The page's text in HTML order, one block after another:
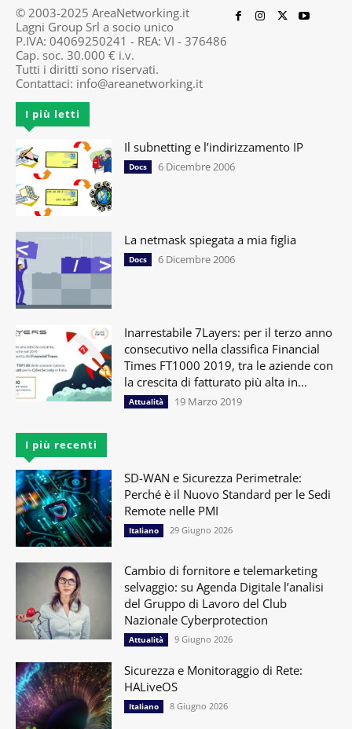
© 2003-2025 AreaNetworking.it
Lagni Group Srl a socio unico
P.IVA: 04069250241 - REA: VI - 376486
Cap. soc. 30.000 € i.v.
Tutti i diritti sono riservati.
Contattaci: info@areanetworking.it
I più letti
Il subnetting e l’indirizzamento IP
Docs 6 Dicembre 2006
La netmask spiegata a mia figlia
Docs 6 Dicembre 2006
Inarrestabile 7Layers: per il terzo anno
consecutivo nella classifica Financial
Times FT1000 2019, tra le aziende con
la crescita di fatturato più alta in...
Attualità 19 Marzo 2019
I più recenti
SD-WAN e Sicurezza Perimetrale:
Perché è il Nuovo Standard per le Sedi
Remote nelle PMI
Italiano 29 Giugno 2026
Cambio di fornitore e telemarketing
selvaggio: su Agenda Digitale l’analisi
del Gruppo di Lavoro del Club
Nazionale Cyberprotection
Attualità 9 Giugno 2026
Sicurezza e Monitoraggio di Rete:
HALiveOS
Italiano 8 Giugno 2026